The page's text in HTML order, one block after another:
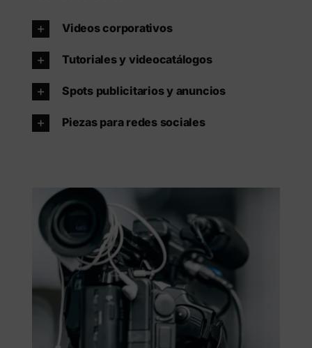
Videos corporativos
Tutoriales y videocatálogos
Spots publicitarios y anuncios
Piezas para redes sociales